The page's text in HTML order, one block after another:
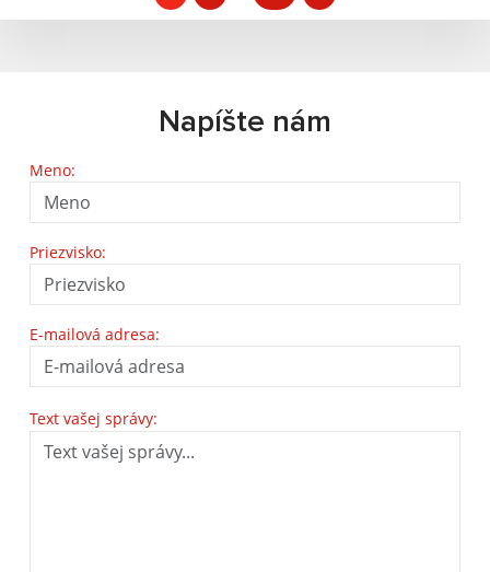
Napíšte nám
Meno:
Priezvisko:
E-mailová adresa:
Text vašej správy: